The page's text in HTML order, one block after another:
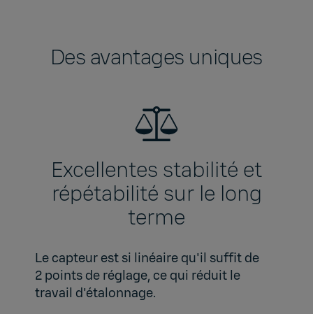
Des avantages uniques
Excellentes stabilité et
répétabilité sur le long
terme
Le capteur est si linéaire qu'il suffit de
2 points de réglage, ce qui réduit le
travail d'étalonnage.